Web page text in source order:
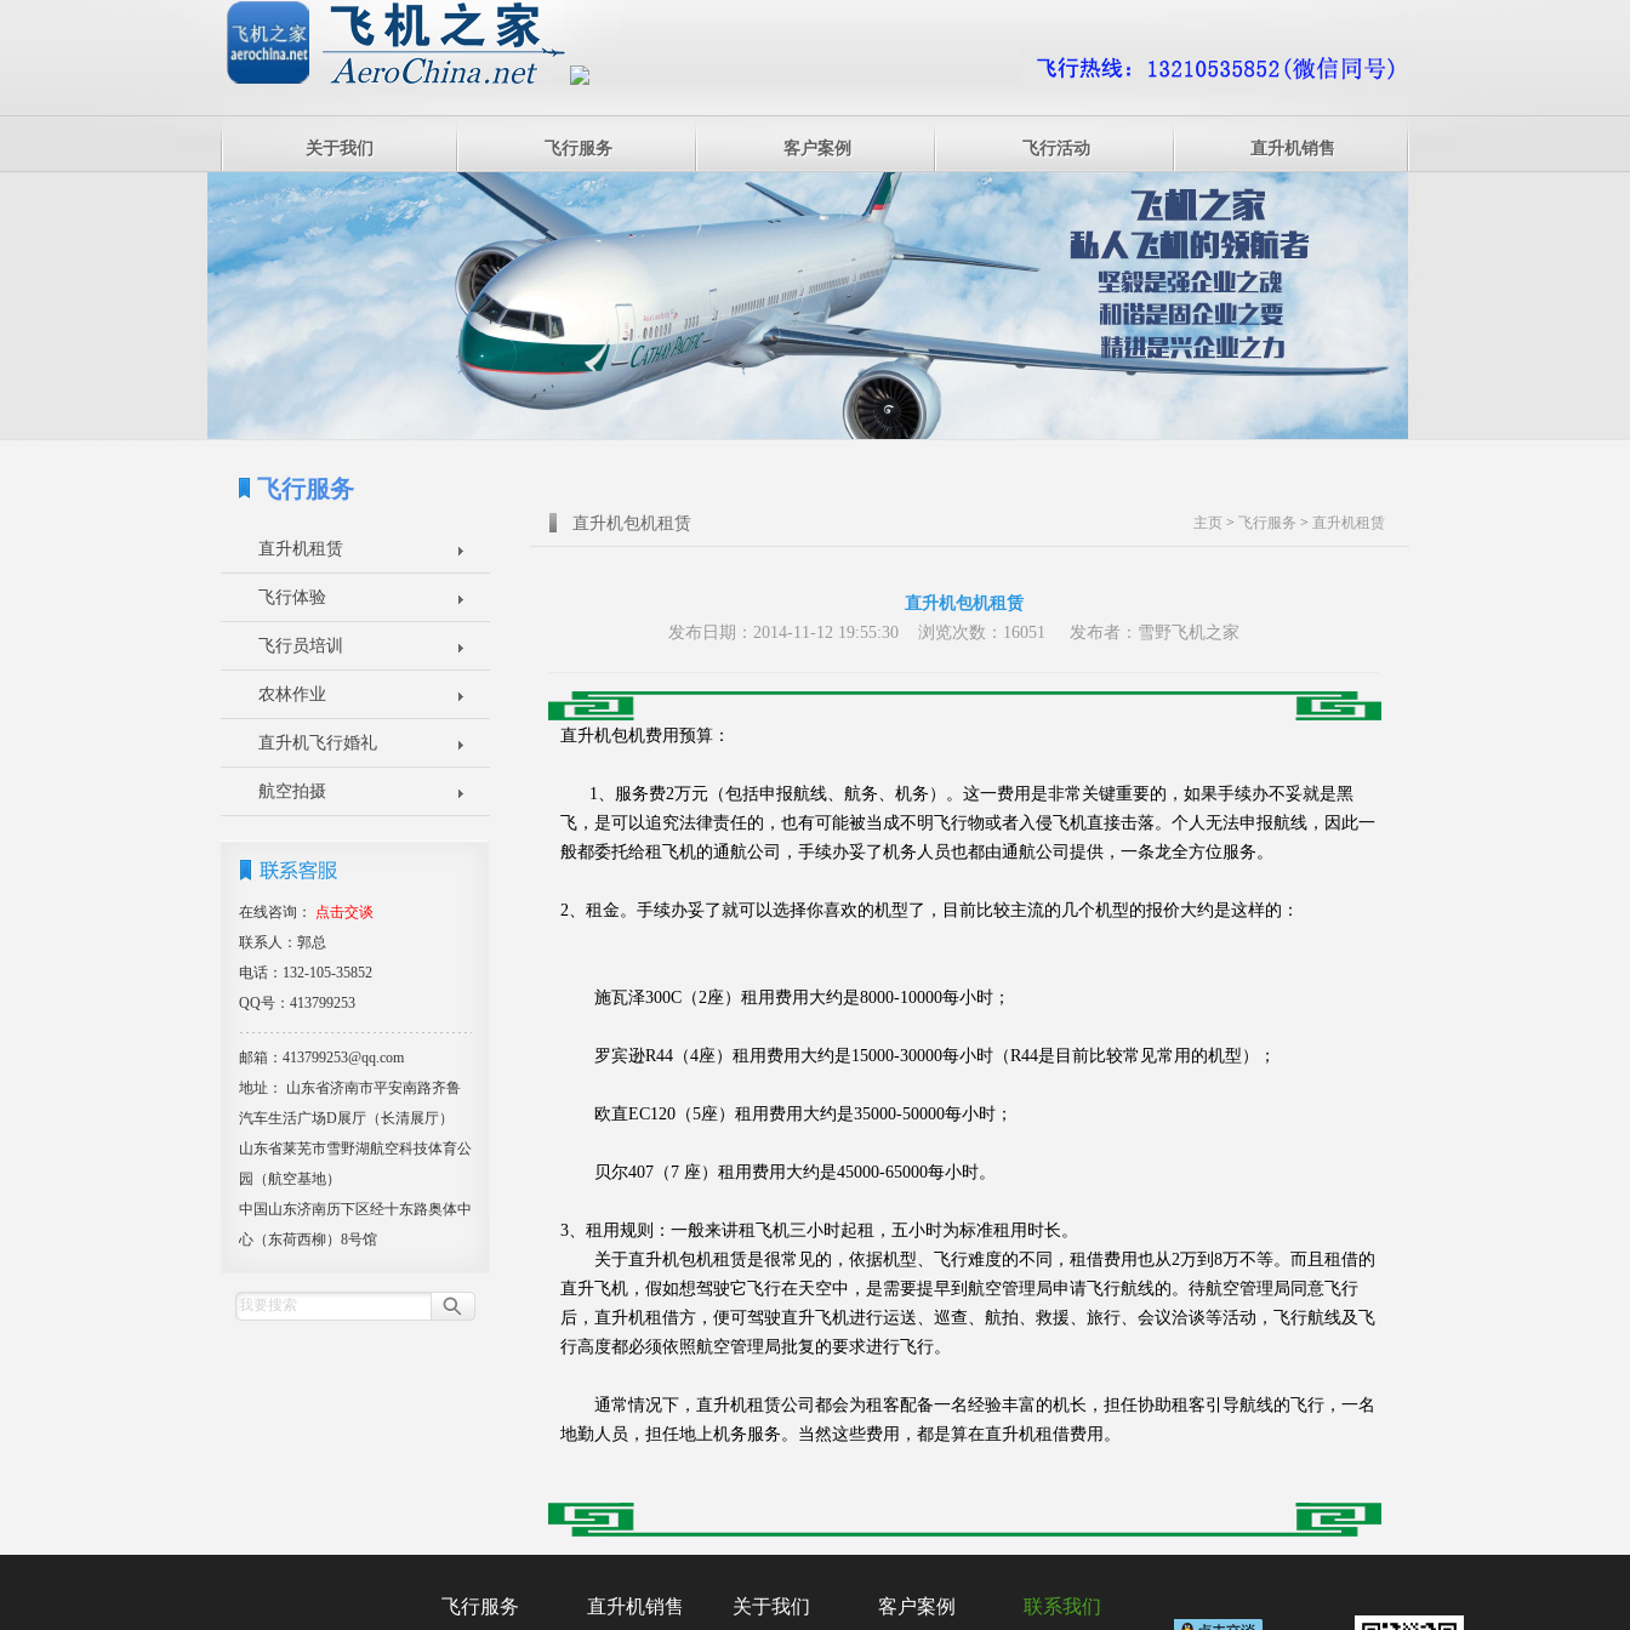
关于我们 飞行服务 客户案例 飞行活动 直升机销售
飞行服务
直升机租赁
飞行体验
飞行员培训
农林作业
直升机飞行婚礼
航空拍摄
在线咨询：
点击交谈
联系人：郭总
电话：132-105-35852
QQ号：413799253
邮箱：413799253@qq.com
地址： 山东省济南市平安南路齐鲁
汽车生活广场D展厅（长清展厅）
山东省莱芜市雪野湖航空科技体育公
园（航空基地）
中国山东济南历下区经十东路奥体中
心（东荷西柳）8号馆
主页 > 飞行服务 > 直升机租赁
直升机包机租赁
直升机包机租赁
发布日期：2014-11-12 19:55:30 浏览次数：16051 发布者：雪野飞机之家
直升机包机费用预算：
1、服务费2万元（包括申报航线、航务、机务）。这一费用是非常关键重要的，如果手续办不妥就是黑
飞，是可以追究法律责任的，也有可能被当成不明飞行物或者入侵飞机直接击落。个人无法申报航线，因此一
般都委托给租飞机的通航公司，手续办妥了机务人员也都由通航公司提供，一条龙全方位服务。
2、租金。手续办妥了就可以选择你喜欢的机型了，目前比较主流的几个机型的报价大约是这样的：
施瓦泽300C（2座）租用费用大约是8000-10000每小时；
罗宾逊R44（4座）租用费用大约是15000-30000每小时（R44是目前比较常见常用的机型）；
欧直EC120（5座）租用费用大约是35000-50000每小时；
贝尔407（7 座）租用费用大约是45000-65000每小时。
3、租用规则：一般来讲租飞机三小时起租，五小时为标准租用时长。
关于直升机包机租赁是很常见的，依据机型、飞行难度的不同，租借费用也从2万到8万不等。而且租借的
直升飞机，假如想驾驶它飞行在天空中，是需要提早到航空管理局申请飞行航线的。待航空管理局同意飞行
后，直升机租借方，便可驾驶直升飞机进行运送、巡查、航拍、救援、旅行、会议洽谈等活动，飞行航线及飞
行高度都必须依照航空管理局批复的要求进行飞行。
通常情况下，直升机租赁公司都会为租客配备一名经验丰富的机长，担任协助租客引导航线的飞行，一名
地勤人员，担任地上机务服务。当然这些费用，都是算在直升机租借费用。
飞行服务 直升机销售 关于我们 客户案例 联系我们